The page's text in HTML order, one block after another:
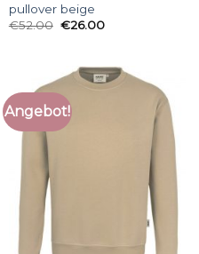
pullover beige
€52.00 €26.00
Angebot!